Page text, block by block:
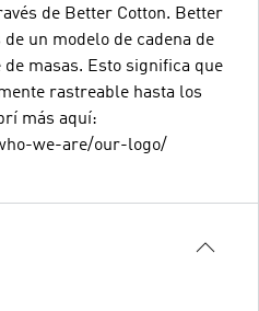
de Better Cotton. Better
un modelo de cadena de
masas. Esto significa que
rastreable hasta los
más aquí:
we-are/our-logo/